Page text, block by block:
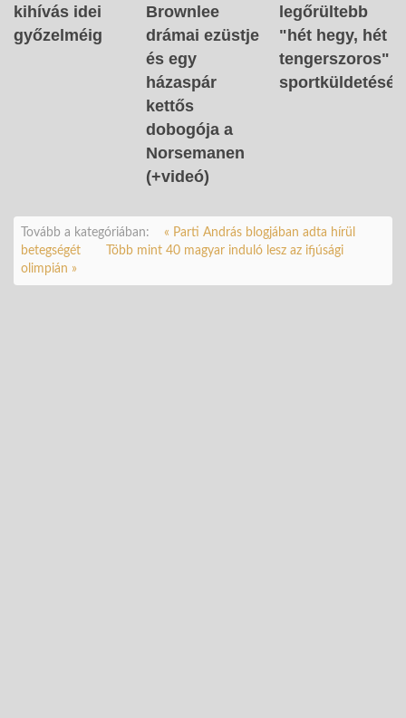
kihívás idei
győzelméig
Brownlee
drámai ezüstje
és egy
házaspár
kettős
dobogója a
Norsemanen
(+videó)
legőrültebb
"hét hegy, hét
tengerszoros"
sportküldetését
Tovább a kategóriában:
« Parti András blogjában adta hírül
betegségét
Több mint 40 magyar induló lesz az ifjúsági
olimpián »